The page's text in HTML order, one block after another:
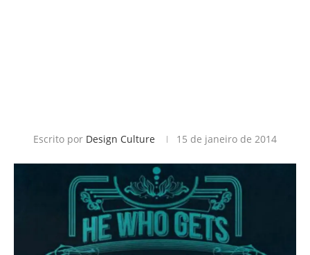
Escrito por Design Culture 15 de janeiro de 2014